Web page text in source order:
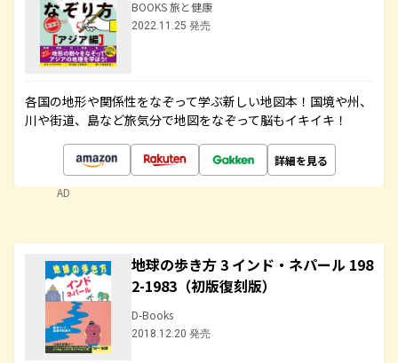
BOOKS 旅と健康
2022.11.25 発売
各国の地形や関係性をなぞって学ぶ新しい地図本！国境や州、
川や街道、島など旅気分で地図をなぞって脳もイキイキ！
詳細を見る
AD
地球の歩き方 3 インド・ネパール 198
2-1983（初版復刻版）
D-Books
2018.12.20 発売